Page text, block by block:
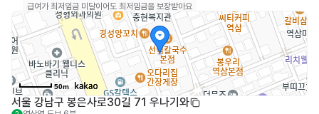
급여가 최저임금 미달이어도 최저임금을 보장받아요
50m
서울 강남구 봉은사로30길 71 우나기와